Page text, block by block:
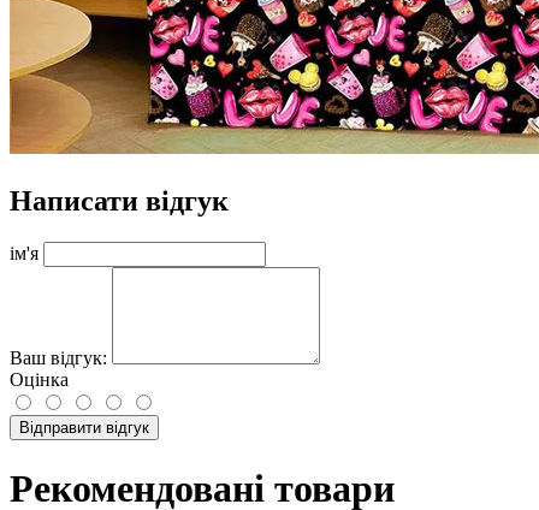
Написати відгук
ім'я
Ваш відгук:
Оцінка
Відправити відгук
Рекомендовані товари